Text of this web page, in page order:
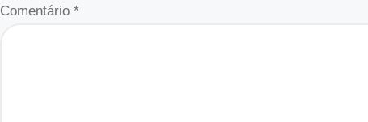
Comentário *